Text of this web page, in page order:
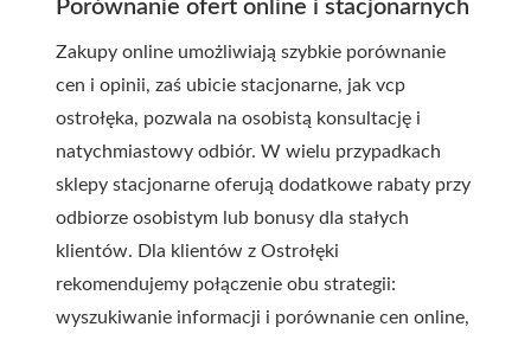
Porównanie ofert online i stacjonarnych
Zakupy online umożliwiają szybkie porównanie
cen i opinii, zaś ubicie stacjonarne, jak vcp
ostrołęka, pozwala na osobistą konsultację i
natychmiastowy odbiór. W wielu przypadkach
sklepy stacjonarne oferują dodatkowe rabaty przy
odbiorze osobistym lub bonusy dla stałych
klientów. Dla klientów z Ostrołęki
rekomendujemy połączenie obu strategii:
wyszukiwanie informacji i porównanie cen online,